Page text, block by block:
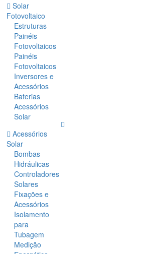
Solar
Fotovoltaico
Estruturas
Painéis
Fotovoltaicos
Painéis
Fotovoltaicos
Inversores e
Acessórios
Baterias
Acessórios
Solar
Acessórios
Solar
Bombas
Hidráulicas
Controladores
Solares
Fixações e
Acessórios
Isolamento
para
Tubagem
Medição